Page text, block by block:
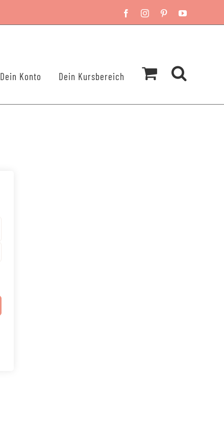
FacebookInstagram
Pinterest
Dein Konto Dein Kursbereich